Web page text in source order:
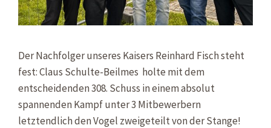
Der Nachfolger unseres Kaisers Reinhard Fisch steht
fest: Claus Schulte-Beilmes holte mit dem
entscheidenden 308. Schuss in einem absolut
spannenden Kampf unter 3 Mitbewerbern
letztendlich den Vogel zweigeteilt von der Stange!